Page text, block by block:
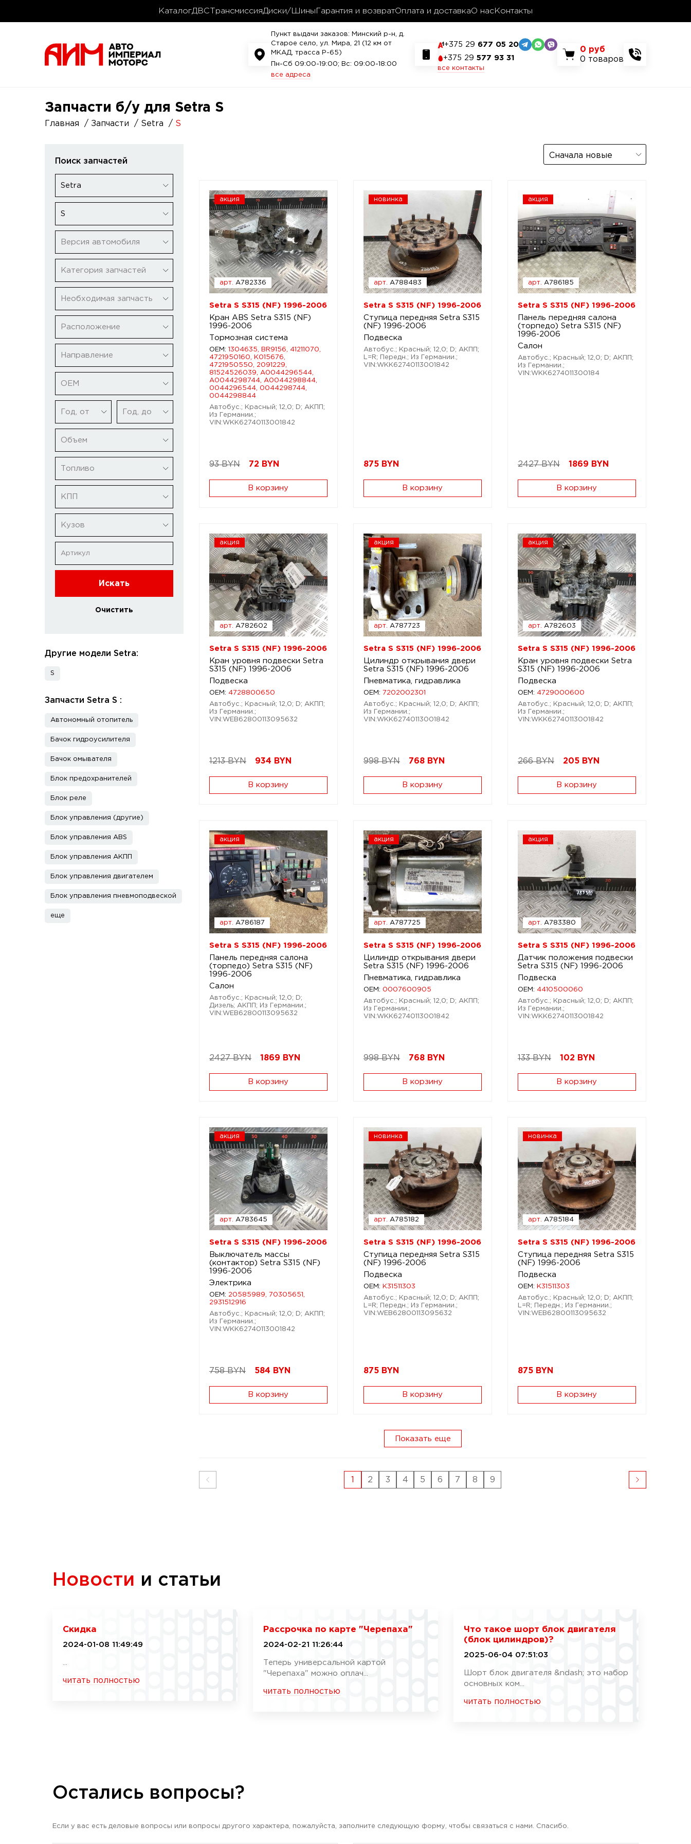
КаталогДВС ТрансмиссияДиски/Шины Гарантия и возвратОплата и доставкаО нас Контакты
Пункт выдачи заказов: Минский р-н, д.
Старое село, ул. Мира, 21 (12 км от
МКАД, трасса P-65)
Пн-Сб 09:00-19:00; Вс: 09:00-18:00
все адреса
+375 29 677 05 20
+375 29 577 93 31
все контакты
0 руб
0 товаров
Запчасти б/у для Setra S
Главная Запчасти Setra S
Поиск запчастей
Setra
S
Версия автомобиля
Категория запчастей
Необходимая запчасть
Расположение
Направление
ОЕМ
Год, от Год, до
Объем
Топливо
КПП
Кузов
Искать
Очистить
Другие модели Setra:
S
Запчасти Setra S :
Автономный отопитель
Бачок гидроусилителя
Бачок омывателя
Блок предохранителей
Блок реле
Блок управления (другие)
Блок управления ABS
Блок управления АКПП
Блок управления двигателем
Блок управления пневмоподвеской
еще
Сначала новые
акция
арт. A782336
Setra S S315 (NF) 1996-2006
Кран ABS Setra S315 (NF)
1996-2006
Тормозная система
OEM: 1304635, BR9156, 41211070,
4721950160, K015676,
4721950550, 2091229,
81524526039, A0044296544,
A0044298744, A0044298844,
0044296544, 0044298744,
0044298844
Автобус.; Красный; 12,0; D; АКПП;
Из Германии.;
VIN:WKK62740113001842
93 BYN 72 BYN
В корзину
новинка
арт. A788483
Setra S S315 (NF) 1996-2006
Ступица передняя Setra S315
(NF) 1996-2006
Подвеска
Автобус.; Красный; 12,0; D; АКПП;
L=R; Передн.; Из Германии.;
VIN:WKK62740113001842
875 BYN
В корзину
акция
арт. A786185
Setra S S315 (NF) 1996-2006
Панель передняя салона
(торпедо) Setra S315 (NF)
1996-2006
Салон
Автобус.; Красный; 12,0; D; АКПП;
Из Германии.;
VIN:WKK6274011300184
2427 BYN 1869 BYN
В корзину
акция
арт. A782602
Setra S S315 (NF) 1996-2006
Кран уровня подвески Setra
S315 (NF) 1996-2006
Подвеска
OEM: 4728800650
Автобус.; Красный; 12,0; D; АКПП;
Из Германии.;
VIN:WEB62800113095632
1213 BYN 934 BYN
В корзину
акция
арт. A787723
Setra S S315 (NF) 1996-2006
Цилиндр открывания двери
Setra S315 (NF) 1996-2006
Пневматика, гидравлика
OEM:
7202002301
Автобус.; Красный; 12,0; D; АКПП;
Из Германии.;
VIN:WKK62740113001842
998 BYN 768 BYN
В корзину
акция
арт. A782603
Setra S S315 (NF) 1996-2006
Кран уровня подвески Setra
S315 (NF) 1996-2006
Подвеска
OEM: 4729000600
Автобус.; Красный; 12,0; D; АКПП;
Из Германии.;
VIN:WKK62740113001842
266 BYN 205 BYN
В корзину
акция
арт. A786187
Setra S S315 (NF) 1996-2006
Панель передняя салона
(торпедо) Setra S315 (NF)
1996-2006
Салон
Автобус.; Красный; 12,0; D;
Дизель; АКПП; Из Германии.;
VIN:WEB62800113095632
2427 BYN 1869 BYN
В корзину
акция
арт. A787725
Setra S S315 (NF) 1996-2006
Цилиндр открывания двери
Setra S315 (NF) 1996-2006
Пневматика, гидравлика
OEM: 0007600905
Автобус.; Красный; 12,0; D; АКПП;
Из Германии.;
VIN:WKK62740113001842
998 BYN 768 BYN
В корзину
акция
арт. A783380
Setra S S315 (NF) 1996-2006
Датчик положения подвески
Setra S315 (NF) 1996-2006
Подвеска
OEM: 4410500060
Автобус.; Красный; 12,0; D; АКПП;
Из Германии.;
VIN:WKK62740113001842
133 BYN 102 BYN
В корзину
акция
арт. A783645
Setra S S315 (NF) 1996-2006
Выключатель массы
(контактор) Setra S315 (NF)
1996-2006
Электрика
OEM: 20585989, 70305651,
2931512916
Автобус.; Красный; 12,0; D; АКПП;
Из Германии.;
VIN:WKK62740113001842
758 BYN 584 BYN
В корзину
новинка
арт. A785182
Setra S S315 (NF) 1996-2006
Ступица передняя Setra S315
(NF) 1996-2006
Подвеска
OEM:
K31511303
Автобус.; Красный; 12,0; D; АКПП;
L=R; Передн.; Из Германии.;
VIN:WEB62800113095632
875 BYN
В корзину
новинка
арт. A785184
Setra S S315 (NF) 1996-2006
Ступица передняя Setra S315
(NF) 1996-2006
Подвеска
OEM:
K31511303
Автобус.; Красный; 12,0; D; АКПП;
L=R; Передн.; Из Германии.;
VIN:WEB62800113095632
875 BYN
В корзину
Показать еще
1 2 3 4 5 6 7 8 9
Новости и статьи
Скидка
2024-01-08 11:49:49
читать полностью
Рассрочка по карте "Черепаха"
2024-02-21 11:26:44
Теперь универсальной картой
"Черепаха" можно оплач...
читать полностью
Что такое шорт блок двигателя
(блок цилиндров)?
2025-06-04 07:51:03
Шорт блок двигателя &ndash; это набор
основных ком...
читать полностью
Остались вопросы?
Если у вас есть деловые вопросы или вопросы другого характера, пожалуйста, заполните следующую форму, чтобы связаться с нами. Спасибо.